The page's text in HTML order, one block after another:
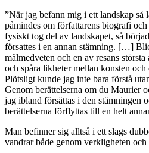
”När jag befann mig i ett landskap så
påmindes om författarens biografi
fysiskt tog del av landskapet, så
försattes i en annan stämning. […]
målmedveten och en av resans
och spåra likheter mellan konsten och
Plötsligt kunde jag inte bara förstå
Genom berättelserna om du Maurier
jag ibland försättas i den stämningen
berättelserna förflyttas till en helt
Man befinner sig alltså i ett slags
vandrar både genom verkligheten